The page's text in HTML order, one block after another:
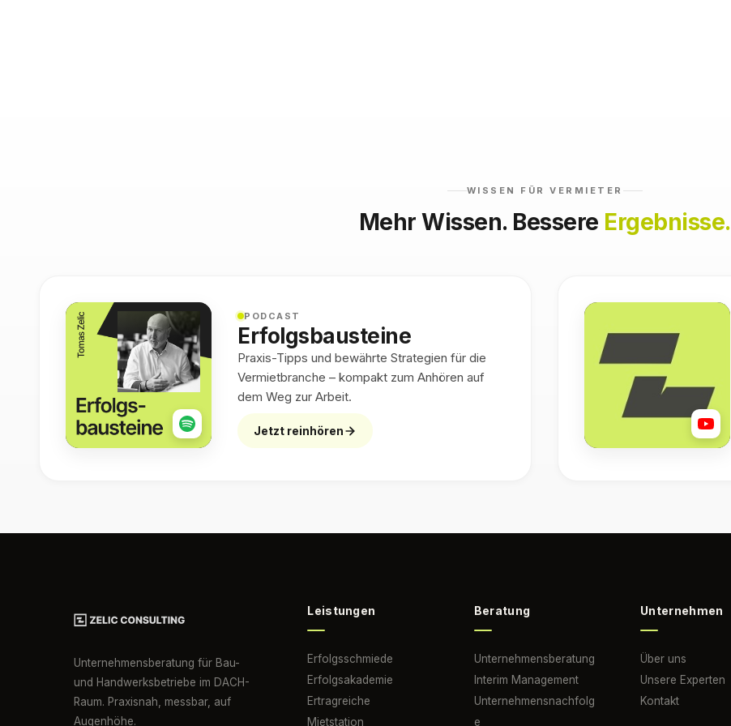
WISSEN FÜR VERMIETER
Mehr Wissen. Bessere Ergebnisse.
PODCAST
Erfolgsbausteine
Praxis-Tipps und bewährte Strategien für die
Vermietbranche – kompakt zum Anhören auf
dem Weg zur Arbeit.
Jetzt reinhören
Unternehmensberatung für Bau-
und Handwerksbetriebe im DACH-
Raum. Praxisnah, messbar, auf
Augenhöhe.
Leistungen
Erfolgsschmiede
Erfolgsakademie
Ertragreiche
Mietstation
Beratung
Unternehmensberatung
Interim Management
Unternehmensnachfolg
e
Unternehmen
Über uns
Unsere Experten
Kontakt